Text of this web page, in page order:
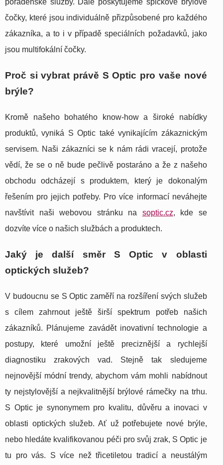
poradenské služby. Dále poskytujeme špičkové brýlové
čočky, které jsou individuálně přizpůsobené pro každého
zákazníka, a to i v případě speciálních požadavků, jako
jsou multifokální čočky.
Proč si vybrat právě S Optic pro vaše nové
brýle?
Kromě našeho bohatého know-how a široké nabídky
produktů, vyniká S Optic také vynikajícím zákaznickým
servisem. Naši zákazníci se k nám rádi vracejí, protože
vědí, že se o ně bude pečlivě postaráno a že z našeho
obchodu odcházejí s produktem, který je dokonalým
řešením pro jejich potřeby. Pro více informací neváhejte
navštívit naši webovou stránku na soptic.cz, kde se
dozvíte více o našich službách a produktech.
Jaký je další směr S Optic v oblasti
optických služeb?
V budoucnu se S Optic zaměří na rozšíření svých služeb
s cílem zahrnout ještě širší spektrum potřeb našich
zákazníků. Plánujeme zavádět inovativní technologie a
postupy, které umožní ještě preciznější a rychlejší
diagnostiku zrakových vad. Stejně tak sledujeme
nejnovější módní trendy, abychom vám mohli nabídnout
ty nejstylovější a nejkvalitnější brýlové rámečky na trhu.
S Optic je synonymem pro kvalitu, důvěru a inovaci v
oblasti optických služeb. Ať už potřebujete nové brýle,
nebo hledáte kvalifikovanou péči pro svůj zrak, S Optic je
tu pro vás. S více než třicetiletou tradicí a neustálým